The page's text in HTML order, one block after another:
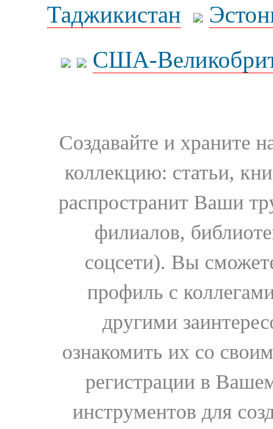
Таджикистан
США-
Создавайте и храните
коллекцию: статьи,
распространит Ваши
филиалов,
соцсети). Вы
профиль с
другими
ознакомить их со
регистрации в
инструментов для